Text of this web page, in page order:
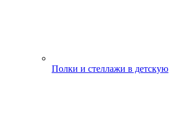
Полки и стеллажи в детскую